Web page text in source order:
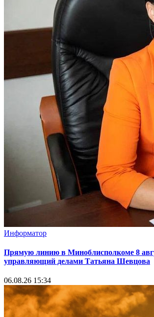
Информатор
Прямую линию в Миноблисполкоме 8
управляющий делами Татьяна Шевцова
06.08.26 15:34